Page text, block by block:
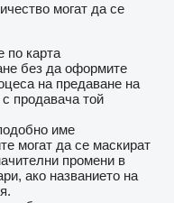
могат да се
по карта
без да оформите
на предаване на
продавача той
име
могат да се маскират
промени в
ако названието на